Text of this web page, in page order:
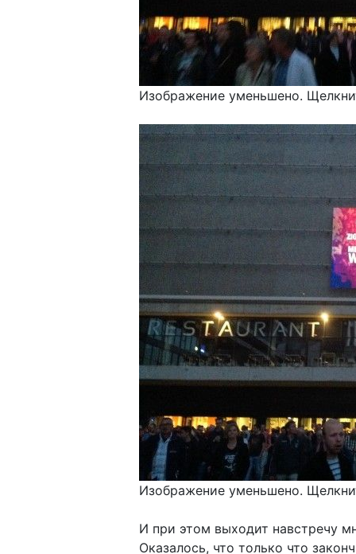
Изображение уменьшено.
Изображение уменьшено.
И при этом выходит навстречу
Оказалось, что только что